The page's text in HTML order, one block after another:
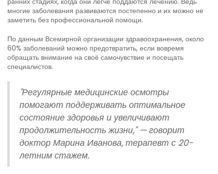
многие заболевания развиваются постепенно и их можно не
заметить без профессиональной помощи.
По данным Всемирной организации здравоохранения, около
60% заболеваний можно предотвратить, если вовремя
обращать внимание на своё самочувствие и посещать
специалистов.
"Регулярные медицинские осмотры
помогают поддерживать оптимальное
состояние здоровья и увеличивают
продолжительность жизни," — говорит
доктор Марина Иванова, терапевт с 20-
летним стажем.